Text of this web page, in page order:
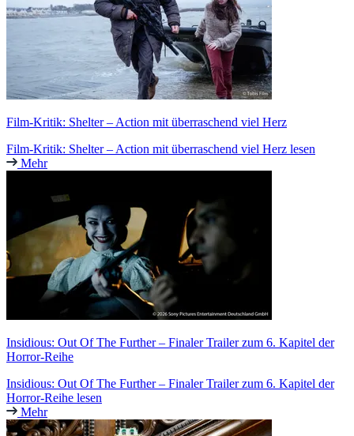
Film-Kritik: Shelter – Action mit überraschend viel Herz
Film-Kritik: Shelter – Action mit überraschend viel Herz lesen
Mehr
Insidious: Out Of The Further – Finaler Trailer zum 6. Kapitel der
Horror-Reihe
Insidious: Out Of The Further – Finaler Trailer zum 6. Kapitel der
Horror-Reihe lesen
Mehr